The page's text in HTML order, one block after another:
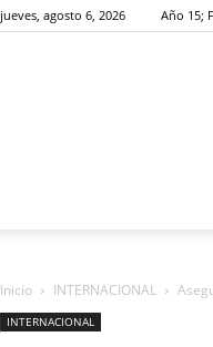
jueves, agosto 6, 2026 Año 15;
Inicio INTERNACIONAL
INTERNACIONAL